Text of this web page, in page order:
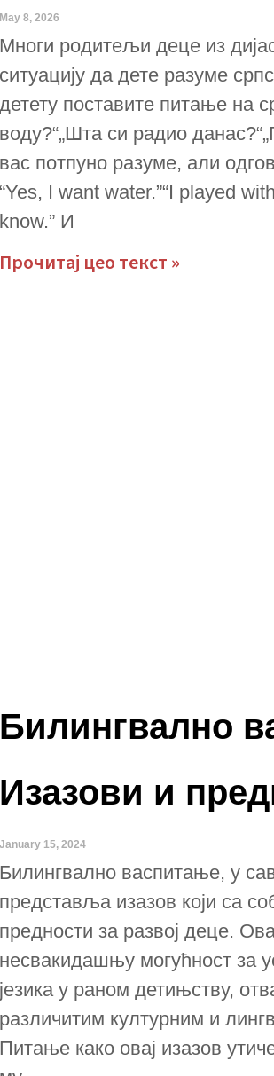
May 8, 2026
Многи родитељи деце из
ситуацију да дете разуме
детету поставите питање на
воду?“„Шта си радио
вас потпуно разуме, али
“Yes, I want water.”“I played
know.” И
Прочитај цео текст »
Билингвално
Изазови и
January 15, 2024
Билингвално васпитање, у
представља изазов који са
предности за развој деце.
несвакидашњу могућност за
језика у раном детињству,
различитим културним и
Питање како овај изазов